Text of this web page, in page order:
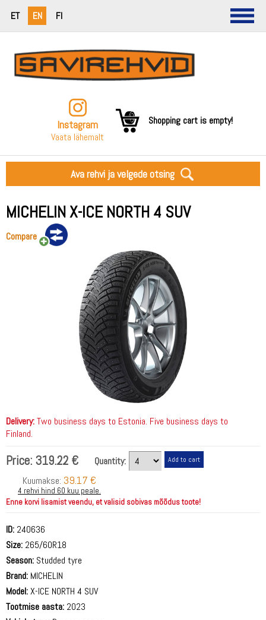
ET EN FI
Instagram
Vaata lähemalt
Shopping cart is empty!
Ava rehvi ja velgede otsing
MICHELIN X-ICE NORTH 4 SUV
Compare
Delivery:Two business days to Estonia. Five business days to
Finland.
Price: 319.22 €
Quantity:
Kuumakse: 39.17 €
4 rehvi hind 60 kuu peale.
Enne korvi lisamist veendu, et valisid sobivas mõõdus toote!
ID: 240636
Size: 265/60R18
Season: Studded tyre
Brand: MICHELIN
Model:X-ICE NORTH 4 SUV
Tootmise aasta: 2023